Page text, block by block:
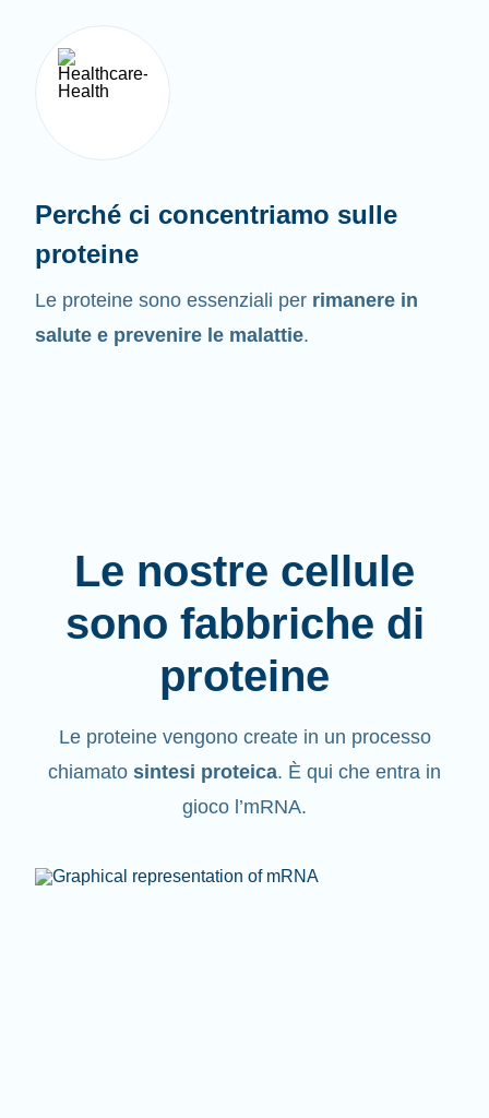
Perché ci concentriamo sulle
proteine
Le proteine sono essenziali per rimanere in
salute e prevenire le malattie.
Le nostre cellule
sono fabbriche di
proteine
Le proteine vengono create in un processo
chiamato sintesi proteica. È qui che entra in
gioco l’mRNA.